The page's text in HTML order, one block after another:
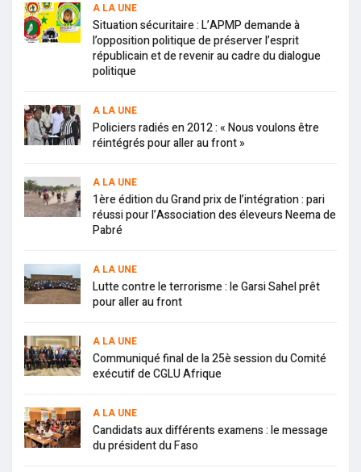
A LA UNE
Situation sécuritaire : L’APMP demande à
l’opposition politique de préserver l’esprit
républicain et de revenir au cadre du dialogue
politique
A LA UNE
Policiers radiés en 2012 : « Nous voulons être
réintégrés pour aller au front »
A LA UNE
1ère édition du Grand prix de l’intégration : pari
réussi pour l’Association des éleveurs Neema de
Pabré
A LA UNE
Lutte contre le terrorisme : le Garsi Sahel prêt
pour aller au front
A LA UNE
Communiqué final de la 25è session du Comité
exécutif de CGLU Afrique
A LA UNE
Candidats aux différents examens : le message
du président du Faso